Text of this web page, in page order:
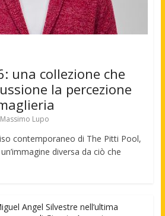
una collezione che
la percezione
Massimo Lupo
contemporaneo di The Pitti Pool,
diversa da ciò che
Angel Silvestre nell’ultima